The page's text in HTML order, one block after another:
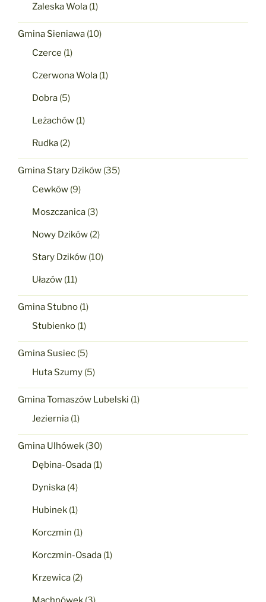
Zaleska Wola (1)
Gmina Sieniawa (10)
Czerce (1)
Czerwona Wola (1)
Dobra (5)
Leżachów (1)
Rudka (2)
Gmina Stary Dzików (35)
Cewków (9)
Moszczanica (3)
Nowy Dzików (2)
Stary Dzików (10)
Ułazów (11)
Gmina Stubno (1)
Stubienko (1)
Gmina Susiec (5)
Huta Szumy (5)
Gmina Tomaszów Lubelski (1)
Jeziernia (1)
Gmina Ulhówek (30)
Dębina-Osada (1)
Dyniska (4)
Hubinek (1)
Korczmin (1)
Korczmin-Osada (1)
Krzewica (2)